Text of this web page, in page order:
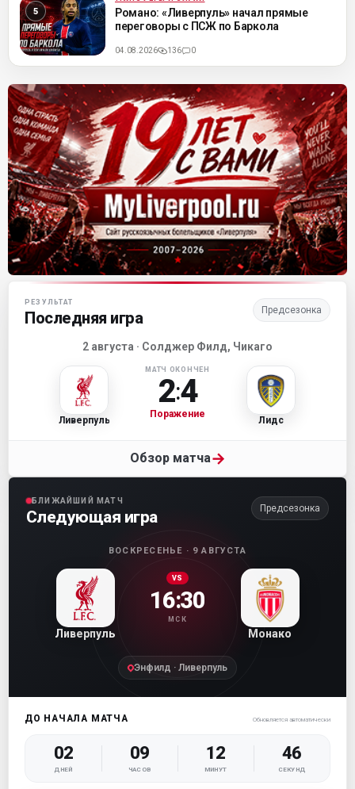
ML
Романо: «Ливерпуль» начал прямые
переговоры с ПСЖ по Баркола
04.08.2026 136 0
Матч-центр «Ливерпуля»
РЕЗУЛЬТАТ
Последняя игра Предсезонка
2 августа · Солджер Филд, Чикаго
Ливерпуль
МАТЧ ОКОНЧЕН
2:4
Поражение
Лидс
Обзор матча→
БЛИЖАЙШИЙ МАТЧ
Следующая игра Предсезонка
ВОСКРЕСЕНЬЕ · 9 АВГУСТА
Ливерпуль
VS
16:30
МСК
Монако
Энфилд · Ливерпуль
ДО НАЧАЛА МАТЧА Обновляется автоматически
02
ДНЕЙ
09
ЧАСОВ
12
МИНУТ
46
СЕКУНД